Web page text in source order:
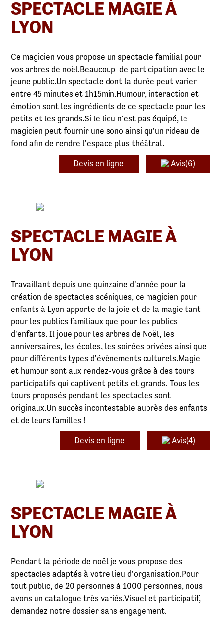
SPECTACLE MAGIE À
LYON
Ce magicien vous propose un spectacle familial pour
vos arbres de noël.Beaucoup de participation avec le
jeune public.Un spectacle dont la durée peut varier
entre 45 minutes et 1h15min.Humour, interaction et
émotion sont les ingrédients de ce spectacle pour les
petits et les grands.Si le lieu n'est pas équipé, le
magicien peut fournir une sono ainsi qu'un rideau de
fond afin de rendre l'espace plus théâtral.
Devis en ligne Avis(6)
SPECTACLE MAGIE À
LYON
Travaillant depuis une quinzaine d'année pour la
création de spectacles scéniques, ce magicien pour
enfants à Lyon apporte de la joie et de la magie tant
pour les publics familiaux que pour les publics
d'enfants. Il joue pour les arbres de Noël, les
anniversaires, les écoles, les soirées privées ainsi que
pour différents types d'évènements culturels.Magie
et humour sont aux rendez-vous grâce à des tours
participatifs qui captivent petits et grands. Tous les
tours proposés pendant les spectacles sont
originaux.Un succès incontestable auprès des enfants
et de leurs familles !
Devis en ligne Avis(4)
SPECTACLE MAGIE À
LYON
Pendant la période de noël je vous propose des
spectacles adaptés à votre lieu d'organisation.Pour
tout public, de 20 personnes à 1000 personnes, nous
avons un catalogue très variés.Visuel et participatif,
demandez notre dossier sans engagement.